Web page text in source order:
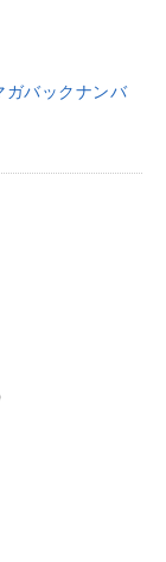
ガバックナンバ